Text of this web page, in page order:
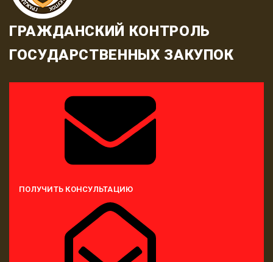
ГРАЖДАНСКИЙ КОНТРОЛЬ
ГОСУДАРСТВЕННЫХ ЗАКУПОК
ПОЛУЧИТЬ КОНСУЛЬТАЦИЮ